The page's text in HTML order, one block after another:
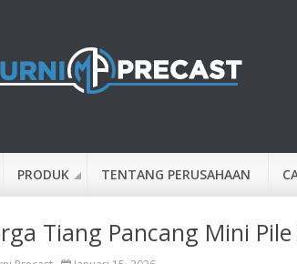
PRODUK TENTANG PERUSAHAAN
Tiang Pancang Mini